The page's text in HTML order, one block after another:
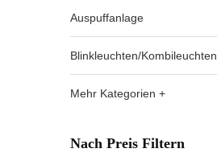
Auspuffanlage
Blinkleuchten/Kombileuchten
Mehr Kategorien +
Nach Preis Filtern